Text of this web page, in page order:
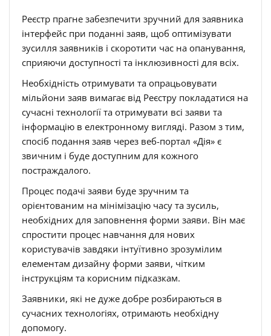
Реєстр прагне забезпечити зручний для заявника
інтерфейс при поданні заяв, щоб оптимізувати
зусилля заявників і скоротити час на опанування,
сприяючи доступності та інклюзивності для всіх.
Необхідність отримувати та опрацьовувати
мільйони заяв вимагає від Реєстру покладатися на
сучасні технології та отримувати всі заяви та
інформацію в електронному вигляді. Разом з тим,
спосіб подання заяв через веб-портал «Дія» є
звичним і буде доступним для кожного
постраждалого.
Процес подачі заяви буде зручним та
орієнтованим на мінімізацію часу та зусиль,
необхідних для заповнення форми заяви. Він має
спростити процес навчання для нових
користувачів завдяки інтуїтивно зрозумілим
елементам дизайну форми заяви, чітким
інструкціям та корисним підказкам.
Заявники, які не дуже добре розбираються в
сучасних технологіях, отримають необхідну
допомогу.